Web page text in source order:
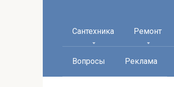
Сантехника Ремонт
Вопросы Реклама